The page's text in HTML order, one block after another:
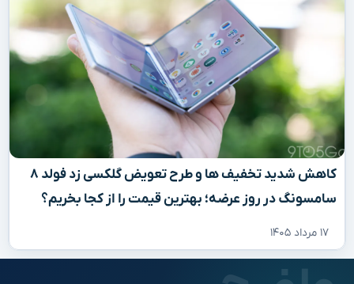
کاهش شدید تخفیف‌ ها و طرح تعویض گلکسی زد فولد ۸
سامسونگ در روز عرضه؛ بهترین قیمت را از کجا بخریم؟
۱۷ مرداد ۱۴۰۵